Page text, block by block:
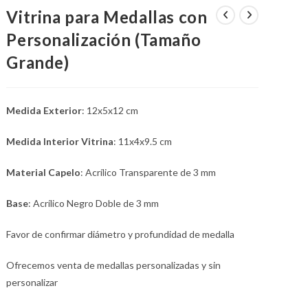
LA
Vitrina para Medallas con
Personalización (Tamaño
Grande)
Medida Exterior: 12x5x12 cm
Medida Interior Vitrina: 11x4x9.5 cm
Material Capelo: Acrílico Transparente de 3 mm
Base: Acrílico Negro Doble de 3 mm
Favor de confirmar diámetro y profundidad de medalla
Ofrecemos venta de medallas personalizadas y sin
personalizar